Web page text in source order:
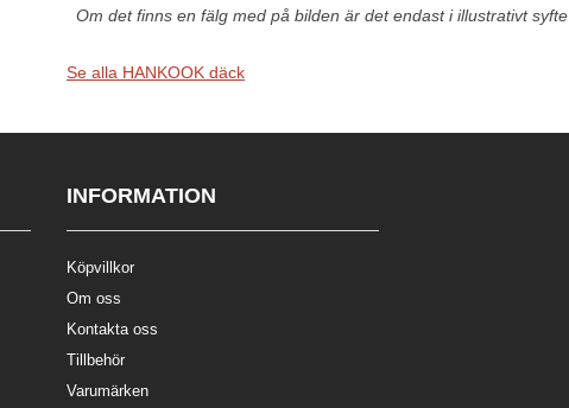
Om det finns en fälg med på bilden är det endast i illustrativt syfte
Se alla HANKOOK däck
INFORMATION
Köpvillkor
Om oss
Kontakta oss
Tillbehör
Varumärken